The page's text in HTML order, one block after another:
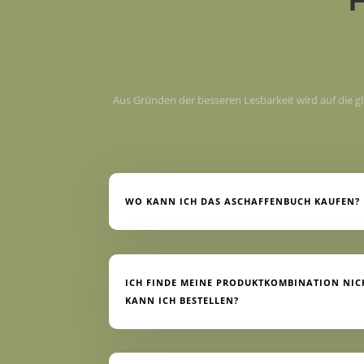
Aus Gründen der besseren Lesbarkeit wird auf die
WO KANN ICH DAS ASCHAFFENBUCH KAUFEN?
ICH FINDE MEINE PRODUKTKOMBINATION
KANN ICH BESTELLEN?